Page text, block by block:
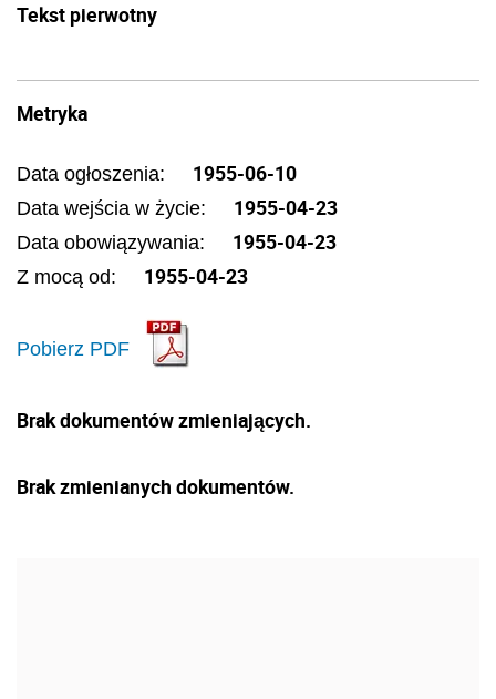
Tekst pierwotny
Metryka
Data ogłoszenia: 1955-06-10
Data wejścia w życie: 1955-04-23
Data obowiązywania: 1955-04-23
Z mocą od: 1955-04-23
Pobierz PDF
Brak dokumentów zmieniających.
Brak zmienianych dokumentów.